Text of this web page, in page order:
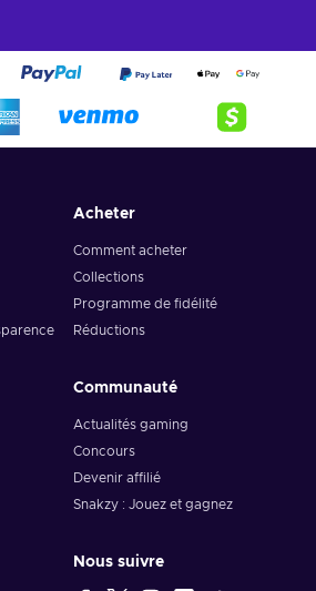
Acheter
Comment acheter
Collections
Programme de fidélité
Réductions
Communauté
Actualités gaming
Concours
Devenir affilié
Snakzy : Jouez et gagnez
Nous suivre